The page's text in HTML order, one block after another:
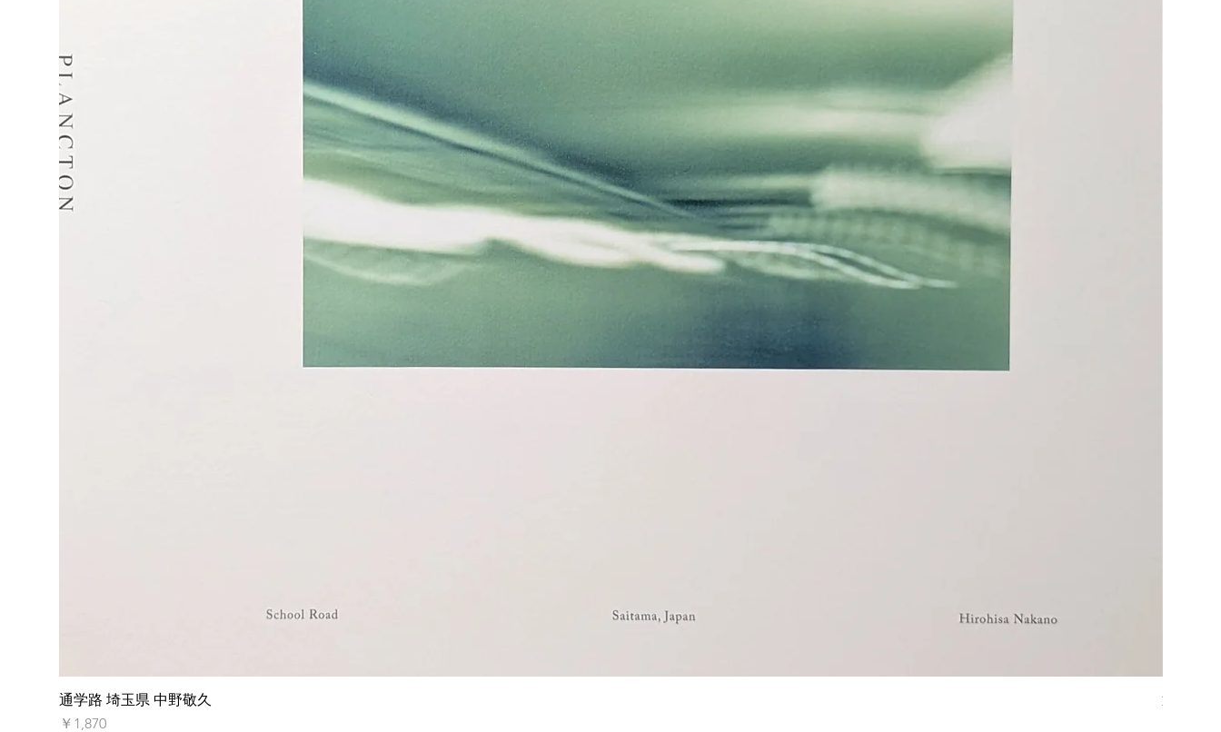
通学路 埼玉県 中野敬久
価格
￥1,870
通学路